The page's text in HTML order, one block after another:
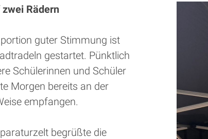
Rädern
guter Stimmung ist
gestartet. Pünktlich
Schülerinnen und Schüler
Morgen bereits an der
empfangen.
begrüßte die